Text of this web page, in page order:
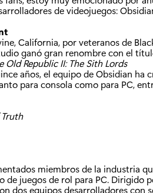
a
de videojuegos:
California, por veteranos de
ganó gran renombre con el
Old Republic II: The Sith Lords
años, el equipo de Obsidian ha
para consola como para PC,
miembros de la industria
de juegos de rol para PC. Dirigido
dos equipos desarrolladores con